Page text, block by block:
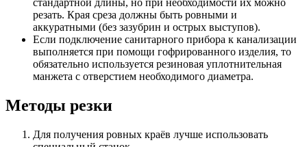
резать. Края среза должны быть ровными и
аккуратными (без зазубрин и острых выступов).
Если подключение санитарного прибора к канализации
выполняется при помощи гофрированного изделия, то
обязательно используется резиновая уплотнительная
манжета с отверстием необходимого диаметра.
Методы резки
Для получения ровных краёв лучше использовать